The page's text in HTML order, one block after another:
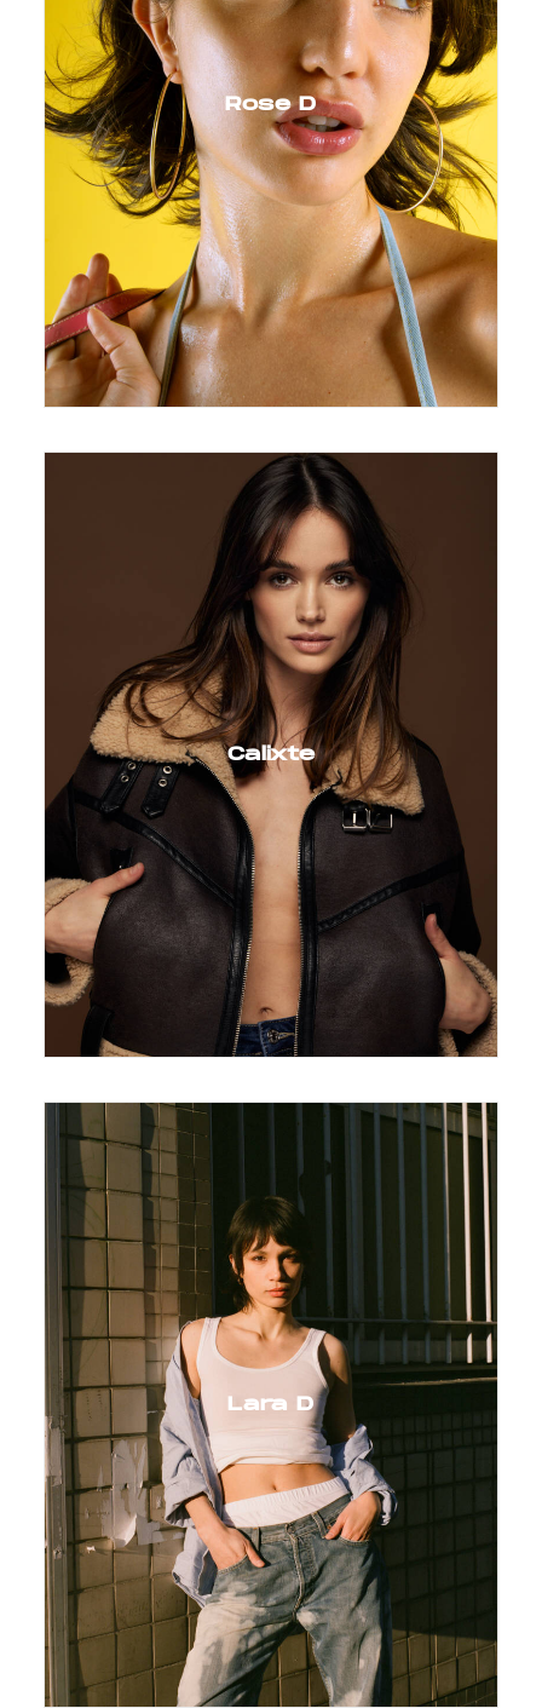
Rose D
Calixte
Lara D